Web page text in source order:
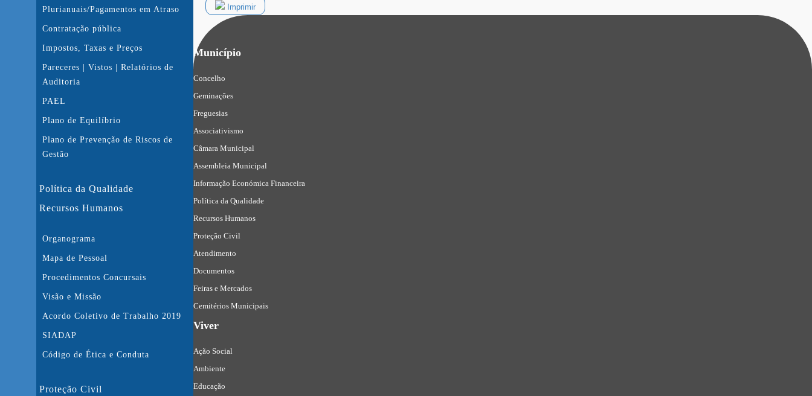
Plurianuais/Pagamentos em Atraso
Contratação pública
Impostos, Taxas e Preços
Pareceres | Vistos | Relatórios de
Auditoria
PAEL
Plano de Equilíbrio
Plano de Prevenção de Riscos de
Gestão
Política da Qualidade
Recursos Humanos
Organograma
Mapa de Pessoal
Procedimentos Concursais
Visão e Missão
Acordo Coletivo de Trabalho 2019
SIADAP
Código de Ética e Conduta
Proteção Civil
Imprimir
Município
Concelho
Geminações
Freguesias
Associativismo
Câmara Municipal
Assembleia Municipal
Informação Económica Financeira
Política da Qualidade
Recursos Humanos
Proteção Civil
Atendimento
Documentos
Feiras e Mercados
Cemitérios Municipais
Viver
Ação Social
Ambiente
Educação